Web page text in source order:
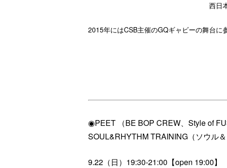
西日
2015年にはCSB主催のGQギャビーの舞台
◉PEET （BE BOP CREW、Style of
SOUL&RHYTHM TRAINING（ソウル
9.22（日）19:30-21:00【open 19:00】